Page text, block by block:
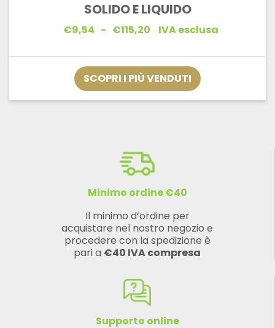
SOLIDO E LIQUIDO
€9,54 - €115,20Fascia
da
€9,54
a
€115,20
IVA esclusa
SCOPRI I PIÙ VENDUTI
Minimo ordine €40
Il minimo d’ordine per
acquistare nel nostro negozio e
procedere con la spedizione è
pari a €40 IVA compresa
Supporto online